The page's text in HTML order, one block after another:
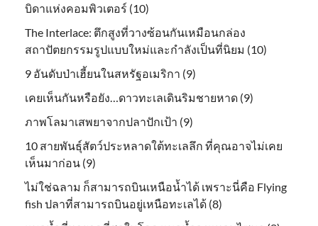
บิดาแห่งคอมพิวเตอร์ (10)
The Interlace: ตึกสูงที่วางซ้อนกันเหมือนกล่อง
สถาปัตยกรรมรูปแบบใหม่และกำลังเป็นที่นิยม (10)
9 อันดับป่าเฮี้ยนในสหรัฐอเมริกา (9)
เคยเห็นกันหรือยัง…ดาวทะเลเดินริมชายหาด (9)
ภาพโลมาเสพยาจากปลาปักเป้า (9)
10 สายพันธุ์สัตว์ประหลาดใต้ทะเลลึก ที่คุณอาจไม่เคย
เห็นมาก่อน (9)
ไม่ใช่ฉลาม ก็สามารถบินเหนือน้ำได้ เพราะนี่คือ Flying
fish ปลาที่สามารถบินอยู่เหนือทะเลได้ (8)